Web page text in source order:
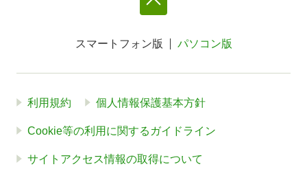
スマートフォン版 パソコン版
利用規約 個人情報保護基本方針
Cookie等の利用に関するガイドライン
サイトアクセス情報の取得について